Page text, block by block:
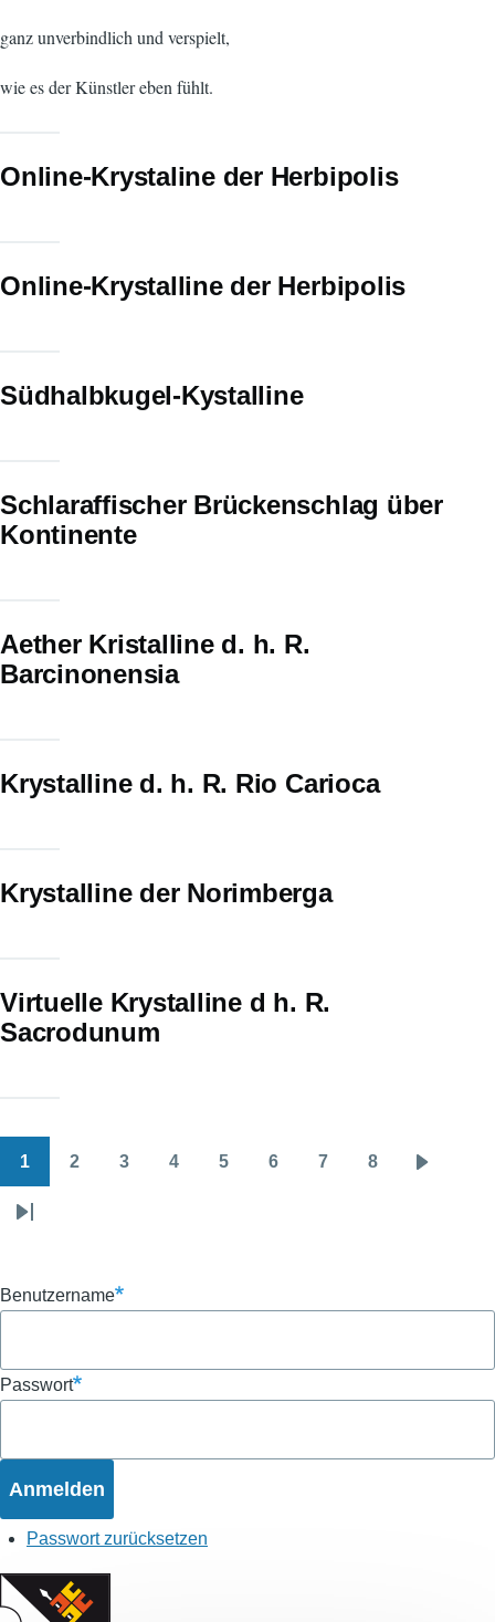
ganz unverbindlich und verspielt,
wie es der Künstler eben fühlt.
Online-Krystaline der Herbipolis
Online-Krystalline der Herbipolis
Südhalbkugel-Kystalline
Schlaraffischer Brückenschlag über
Kontinente
Aether Kristalline d. h. R.
Barcinonensia
Krystalline d. h. R. Rio Carioca
Krystalline der Norimberga
Virtuelle Krystalline d h. R.
Sacrodunum
Seite
1 2 3 4 5 6 7 8
Letzte
Benutzername
Passwort
Passwort zurücksetzen